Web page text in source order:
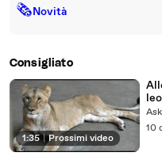
🗞Novità
Consigliato
1:35 | Prossimi video
10